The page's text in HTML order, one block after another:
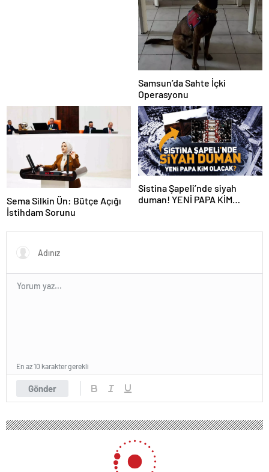
Samsun’da Sahte İçki
Operasyonu
Sema Silkin Ün: Bütçe Açığı
İstihdam Sorunu
Sistina Şapeli’nde siyah
duman! YENİ PAPA KİM
Gönder
En az 10 karakter gerekli